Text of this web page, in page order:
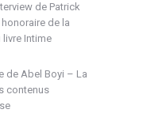
de Patrick
de la
livre Intime
de Abel Boyi – La
contenus